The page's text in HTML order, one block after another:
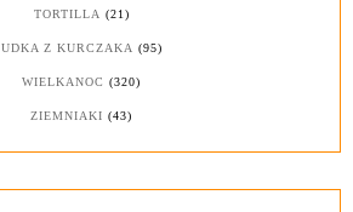
TORTILLA (21)
UDKA Z KURCZAKA (95)
WIELKANOC (320)
ZIEMNIAKI (43)